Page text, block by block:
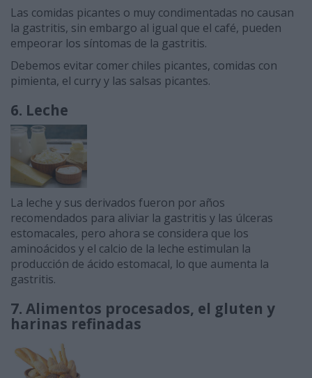
Las comidas picantes o muy condimentadas no causan
la gastritis, sin embargo al igual que el café, pueden
empeorar los síntomas de la gastritis.
Debemos evitar comer chiles picantes, comidas con
pimienta, el curry y las salsas picantes.
6. Leche
La leche y sus derivados fueron por años
recomendados para aliviar la gastritis y las úlceras
estomacales, pero ahora se considera que los
aminoácidos y el calcio de la leche estimulan la
producción de ácido estomacal, lo que aumenta la
gastritis.
7. Alimentos procesados, el gluten y
harinas refinadas